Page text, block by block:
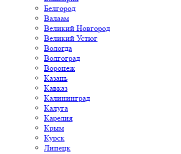
Белгород
Валаам
Великий Новгород
Великий Устюг
Вологда
Волгоград
Воронеж
Казань
Кавказ
Калининград
Калуга
Карелия
Крым
Курск
Липецк